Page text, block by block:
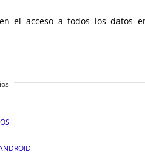
el acceso a todos los datos